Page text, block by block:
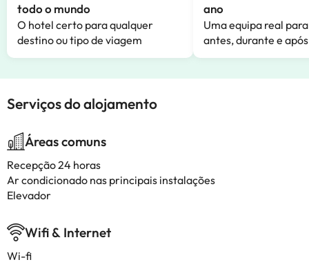
todo o mundo
O hotel certo para qualquer
destino ou tipo de viagem
ano
Uma equipa real
antes, durante e
Serviços do alojamento
Áreas comuns
Recepção 24 horas
Ar condicionado nas principais instalações
Elevador
Wifi & Internet
Wi-fi